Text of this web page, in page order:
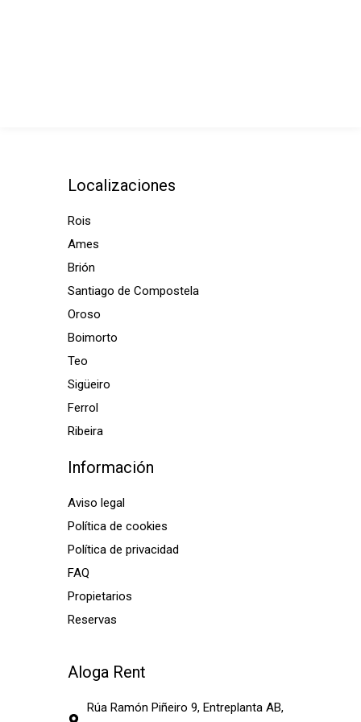
Localizaciones
Rois
Ames
Brión
Santiago de Compostela
Oroso
Boimorto
Teo
Sigüeiro
Ferrol
Ribeira
Información
Aviso legal
Política de cookies
Política de privacidad
FAQ
Propietarios
Reservas
Aloga Rent
Rúa Ramón Piñeiro 9, Entreplanta AB,